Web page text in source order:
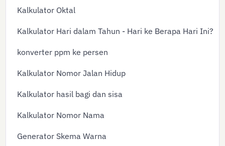
Kalkulator Oktal
Kalkulator Hari dalam Tahun - Hari ke Berapa Hari Ini?
konverter ppm ke persen
Kalkulator Nomor Jalan Hidup
Kalkulator hasil bagi dan sisa
Kalkulator Nomor Nama
Generator Skema Warna